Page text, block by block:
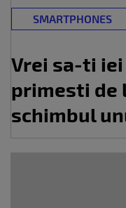
SMARTPHONES
Vrei sa-ti iei
primesti de
schimbul